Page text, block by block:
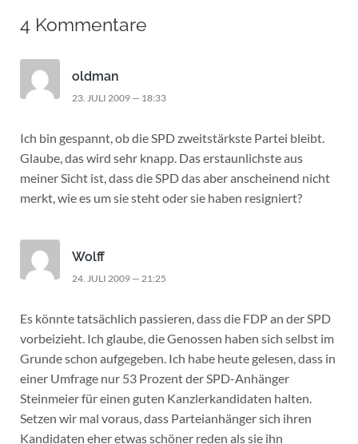
4 Kommentare
oldman
23. JULI 2009 — 18:33
Ich bin gespannt, ob die SPD zweitstärkste Partei bleibt.
Glaube, das wird sehr knapp. Das erstaunlichste aus
meiner Sicht ist, dass die SPD das aber anscheinend nicht
merkt, wie es um sie steht oder sie haben resigniert?
Wolff
24. JULI 2009 — 21:25
Es könnte tatsächlich passieren, dass die FDP an der SPD
vorbeizieht. Ich glaube, die Genossen haben sich selbst im
Grunde schon aufgegeben. Ich habe heute gelesen, dass in
einer Umfrage nur 53 Prozent der SPD-Anhänger
Steinmeier für einen guten Kanzlerkandidaten halten.
Setzen wir mal voraus, dass Parteianhänger sich ihren
Kandidaten eher etwas schöner reden als sie ihn